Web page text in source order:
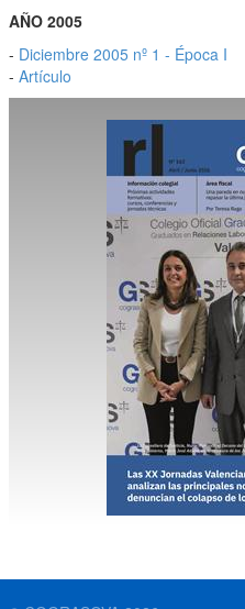
AÑO 2005
- Diciembre 2005 nº 1 - Época I
- Artículo